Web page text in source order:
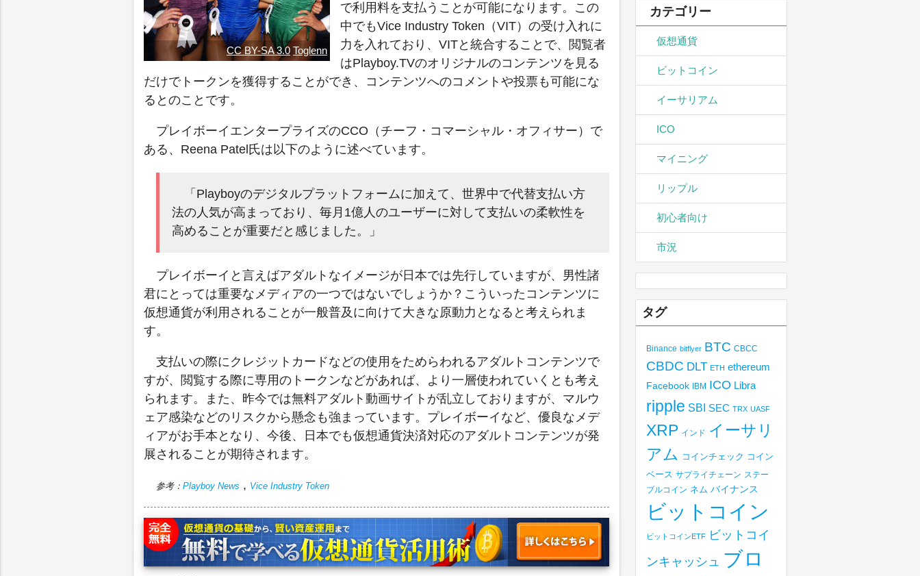
CC BY-SA 3.0 Toglenn
で利用料を支払うことが可能になります。この
中でもVice Industry Token（VIT）の受け入れに
力を入れており、VITと統合することで、閲覧者
はPlayboy.TVのオリジナルのコンテンツを見る
だけでトークンを獲得することができ、コンテンツへのコメントや投票も可能にな
るとのことです。
プレイボーイエンタープライズのCCO（チーフ・コマーシャル・オフィサー）で
ある、Reena Patel氏は以下のように述べています。
「Playboyのデジタルプラットフォームに加えて、世界中で代替支払い方
法の人気が高まっており、毎月1億人のユーザーに対して支払いの柔軟性を
高めることが重要だと感じました。」
プレイボーイと言えばアダルトなイメージが日本では先行していますが、男性諸
君にとっては重要なメディアの一つではないでしょうか？こういったコンテンツに
仮想通貨が利用されることが一般普及に向けて大きな原動力となると考えられま
す。
支払いの際にクレジットカードなどの使用をためらわれるアダルトコンテンツで
すが、閲覧する際に専用のトークンなどがあれば、より一層使われていくとも考え
られます。また、昨今では無料アダルト動画サイトが乱立しておりますが、マルウ
ェア感染などのリスクから懸念も強まっています。プレイボーイなど、優良なメデ
ィアがお手本となり、今後、日本でも仮想通貨決済対応のアダルトコンテンツが発
展されることが期待されます。
参考： Playboy News , Vice Industry Token
カテゴリー
仮想通貨
ビットコイン
イーサリアム
ICO
マイニング
リップル
初心者向け
市況
タグ
Binance bitflyer BTC CBCC
CBDC DLT ETH ethereum
Facebook IBM ICO Libra
ripple SBI SEC TRX UASF
XRP インド イーサリ
アム コインチェック コイン
ベース サプライチェーン ステー
ブルコイン ネム バイナンス
ビットコイン
ビットコインETF
ビットコイ
ンキャッシュ ブロ